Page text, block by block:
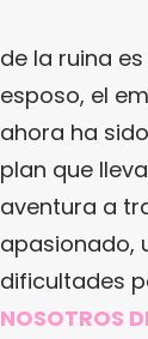
de la ruina
esposo, el
ahora ha
plan que
aventura a
apasionado,
dificultades
NOSOTROS